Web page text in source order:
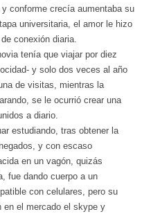
conforme crecía aumentaba su
universitaria, el amor le hizo
conexión diaria.
tenía que viajar por diez
y solo dos veces al año
de visitas, mientras la
se le ocurrió crear una
a diario.
estudiando, tras obtener la
y con escaso
en un vagón, quizás
fue dando cuerpo a un
con celulares, pero su
en el mercado el skype y